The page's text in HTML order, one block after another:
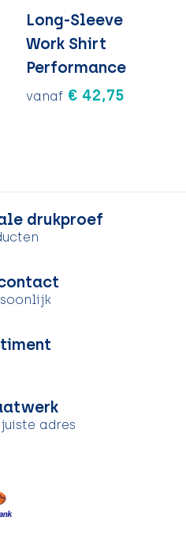
Long-Sleeve
Work Shirt
Performance
vanaf € 42,75
drukproef
adres